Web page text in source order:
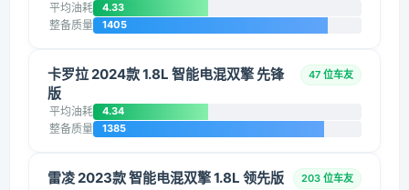
平均油耗 4.33
整备质量 1405
卡罗拉 2024款 1.8L 智能电混双擎 先锋
版
47 位车友
平均油耗 4.34
整备质量 1385
雷凌 2023款 智能电混双擎 1.8L 领先版 203 位车友